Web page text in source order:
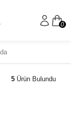
0
5 Ürün Bulundu